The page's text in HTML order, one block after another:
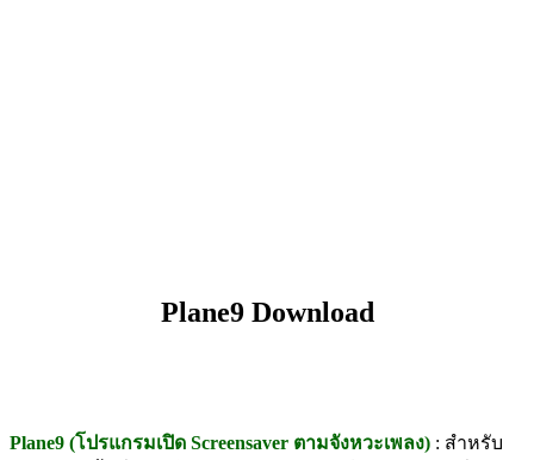
Plane9 Download
Plane9 (โปรแกรมเปิด Screensaver ตามจังหวะเพลง) : สำหรับ